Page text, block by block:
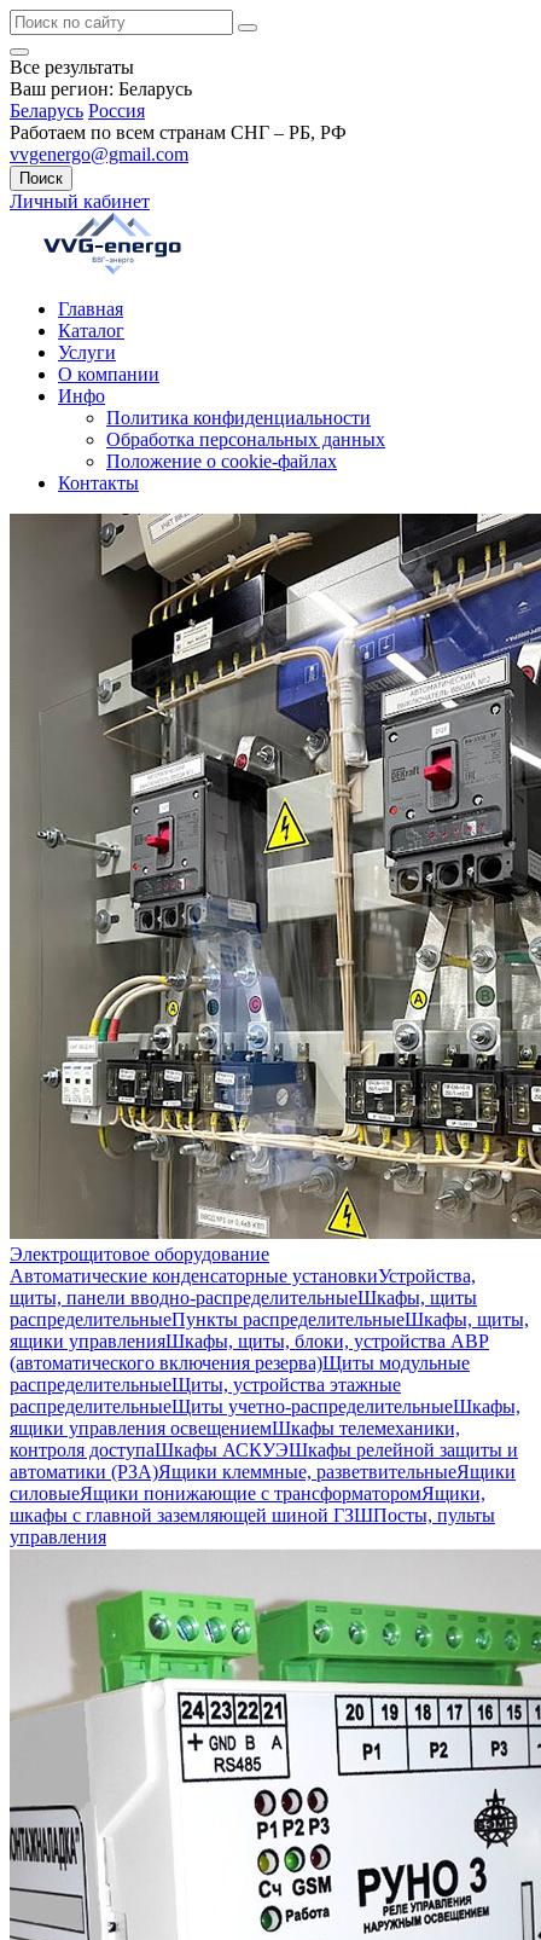
Все результаты
Ваш регион: Беларусь
Беларусь Россия
Работаем по всем странам СНГ – РБ, РФ
vvgenergo@gmail.com
Поиск
Личный кабинет
Главная
Каталог
Услуги
О компании
Инфо
Политика конфиденциальности
Обработка персональных данных
Положение о cookie-файлах
Контакты
Электрощитовое оборудование
Автоматические конденсаторные установкиУстройства,
щиты, панели вводно-распределительныеШкафы, щиты
распределительныеПункты распределительныеШкафы, щиты,
ящики управленияШкафы, щиты, блоки, устройства АВР
(автоматического включения резерва)Щиты модульные
распределительныеЩиты, устройства этажные
распределительныеЩиты учетно-распределительныеШкафы,
ящики управления освещениемШкафы телемеханики,
контроля доступаШкафы АСКУЭШкафы релейной защиты и
автоматики (РЗА)Ящики клеммные, разветвительныеЯщики
силовыеЯщики понижающие с трансформаторомЯщики,
шкафы с главной заземляющей шиной ГЗШПосты, пульты
управления